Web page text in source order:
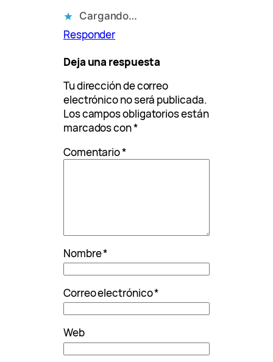
Cargando…
Responder
Deja una respuesta
Tu dirección de correo
electrónico no será publicada.
Los campos obligatorios están
marcados con*
Comentario*
Nombre*
Correo electrónico*
Web